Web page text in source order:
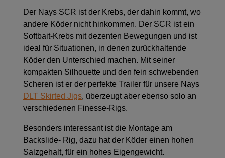
Der Nays SCR ist der Krebs, der dahin kommt, wo
andere Köder nicht hinkommen. Der SCR ist ein
Softbait-Krebs mit dezenten Bewegungen und ist
ideal für Situationen, in denen zurückhaltende
Köder den Unterschied machen. Mit seiner
kompakten Silhouette und den fein schwebenden
Scheren ist er der perfekte Trailer für unsere Nays
DLT Skirted Jigs, überzeugt aber ebenso solo an
verschiedenen Finesse-Rigs.
Besonders interessant ist die Montage am
Backslide- Rig, dazu hat der Köder einen hohen
Salzgehalt, für ein hohes Eigengewicht.